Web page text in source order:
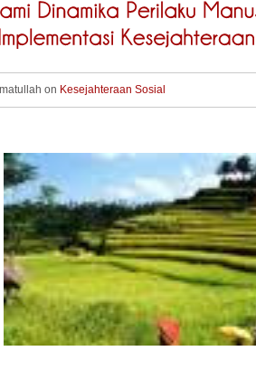
on Kesejahteraan Sosial